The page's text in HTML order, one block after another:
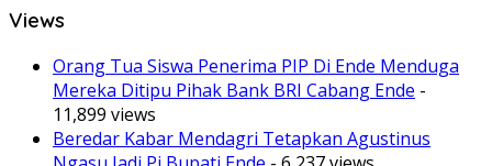
Views
Orang Tua Siswa Penerima PIP Di Ende Menduga
Mereka Ditipu Pihak Bank BRI Cabang Ende -
11,899 views
Beredar Kabar Mendagri Tetapkan Agustinus